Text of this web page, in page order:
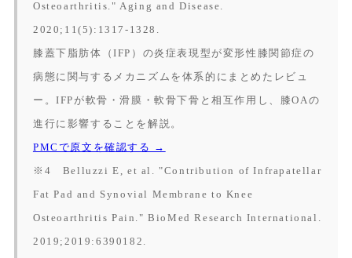
Osteoarthritis."Aging and Disease.
2020;11(5):1317-1328.
膝蓋下脂肪体（IFP）の炎症表現型が変形性膝関節症の
病態に関与するメカニズムを体系的にまとめたレビュ
ー。IFPが軟骨・滑膜・軟骨下骨と相互作用し、膝OAの
進行に影響することを解説。
PMCで原文を確認する →
※4 Belluzzi E, et al. "Contribution of Infrapatellar
Fat Pad and Synovial Membrane to Knee
Osteoarthritis Pain."BioMed Research International.
2019;2019:6390182.